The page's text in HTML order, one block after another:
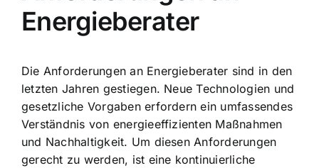
Energieberater
Die Anforderungen an Energieberater sind in den
letzten Jahren gestiegen. Neue Technologien und
gesetzliche Vorgaben erfordern ein umfassendes
Verständnis von energieeffizienten Maßnahmen
und Nachhaltigkeit. Um diesen Anforderungen
gerecht zu werden, ist eine kontinuierliche